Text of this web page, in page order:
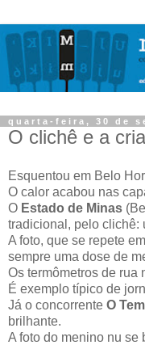
quarta-feira, 30 de
O clichê e a
Esquentou em Belo
O calor acabou nas
O Estado de Minas
tradicional, pelo clichê:
A foto, que se repete
sempre uma dose de
Os termômetros de rua
É exemplo típico de
Já o concorrente O
brilhante.
A foto do menino nu se